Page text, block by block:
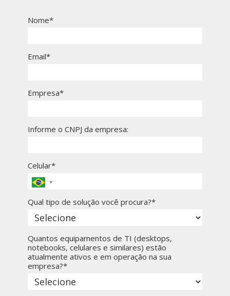
Nome*
Email*
Empresa*
Informe o CNPJ da empresa:
Celular*
Qual tipo de solução você procura?*
Quantos equipamentos de TI (desktops,
notebooks, celulares e similares) estão
atualmente ativos e em operação na sua
empresa?*